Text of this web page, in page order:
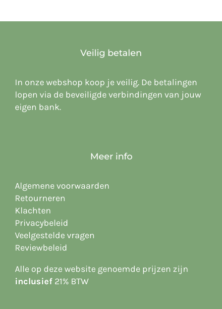
Veilig betalen
In onze webshop koop je veilig. De betalingen
lopen via de beveiligde verbindingen van jouw
eigen bank.
Meer info
Algemene voorwaarden
Retourneren
Klachten
Privacybeleid
Veelgestelde vragen
Reviewbeleid
Alle op deze websitegenoemde prijzen zijn
inclusief21% BTW